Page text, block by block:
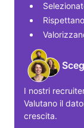
I nostri
Valutano il
crescita.